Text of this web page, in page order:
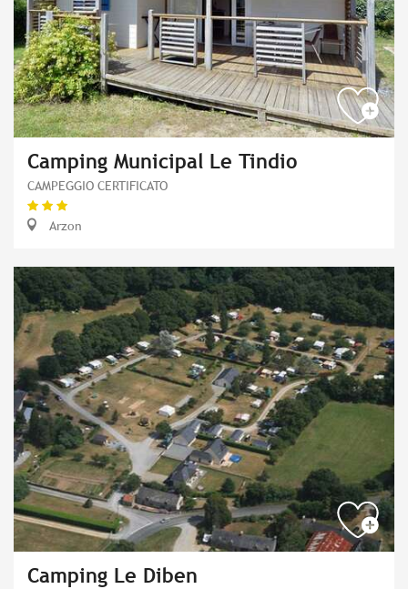
Camping Municipal Le Tindio
CAMPEGGIO CERTIFICATO
Arzon
Camping Le Diben